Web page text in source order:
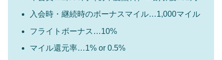
入会時・継続時のボーナスマイル…1,000マイル
フライトボーナス…10%
マイル還元率…1% or 0.5%